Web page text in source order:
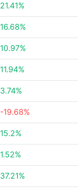
21.41%
16.68%
10.97%
11.94%
3.74%
-19.68%
15.2%
1.52%
37.21%